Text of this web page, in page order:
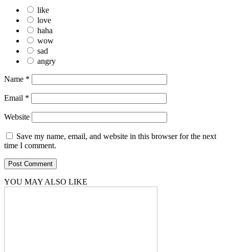
like
love
haha
wow
sad
angry
Name *
Email *
Website
Save my name, email, and website in this browser for the next
time I comment.
YOU MAY ALSO LIKE